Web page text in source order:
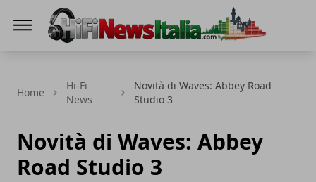
Home
Hi-Fi
News
Novità di Waves: Abbey Road
Studio 3
Novità di Waves: Abbey
Road Studio 3